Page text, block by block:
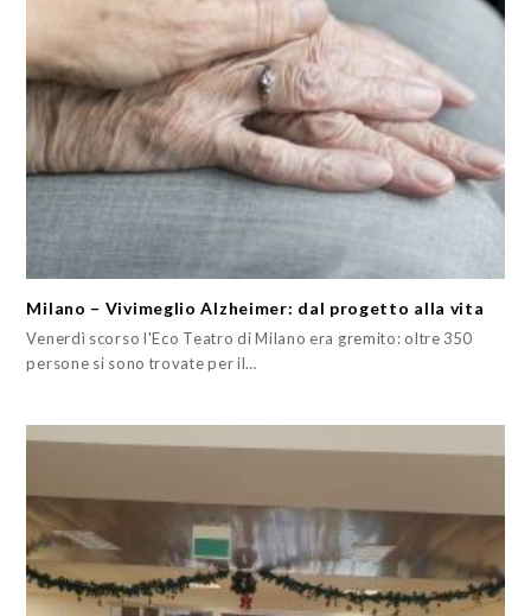
Milano – Vivimeglio Alzheimer: dal progetto alla vita
Venerdì scorso l'Eco Teatro di Milano era gremito: oltre 350
persone si sono trovate per il…